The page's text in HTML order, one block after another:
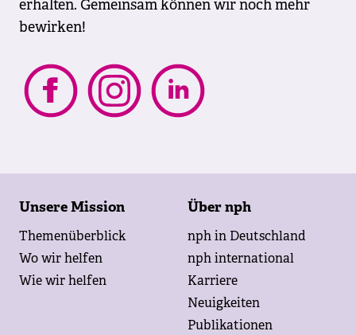
erhalten. Gemeinsam können wir noch mehr
bewirken!
Unsere Mission
Themenüberblick
Wo wir helfen
Wie wir helfen
Über nph
nph in Deutschland
nph international
Karriere
Neuigkeiten
Publikationen